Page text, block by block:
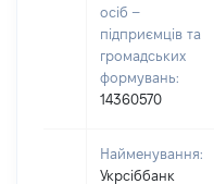
осіб –
підприємців та
громадських
формувань:
14360570
Найменування:
Укрсіббанк